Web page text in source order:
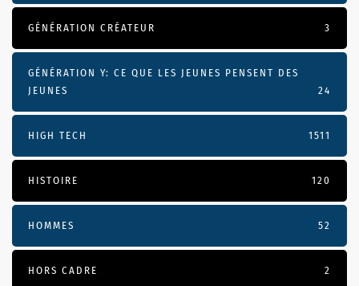
GÉNÉRATION CRÉATEUR 3
GÉNÉRATION Y: CE QUE LES JEUNES PENSENT DES
JEUNES
24
HIGH TECH 1511
HISTOIRE 120
HOMMES 52
HORS CADRE 2